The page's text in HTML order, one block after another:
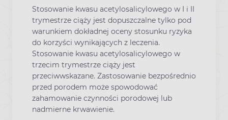
Stosowanie kwasu acetylosalicylowego w I i II
trymestrze ciąży jest dopuszczalne tylko pod
warunkiem dokładnej oceny stosunku ryzyka
do korzyści wynikających z leczenia.
Stosowanie kwasu acetylosalicylowego w
trzecim trymestrze ciąży jest
przeciwwskazane. Zastosowanie bezpośrednio
przed porodem może spowodować
zahamowanie czynności porodowej lub
nadmierne krwawienie.